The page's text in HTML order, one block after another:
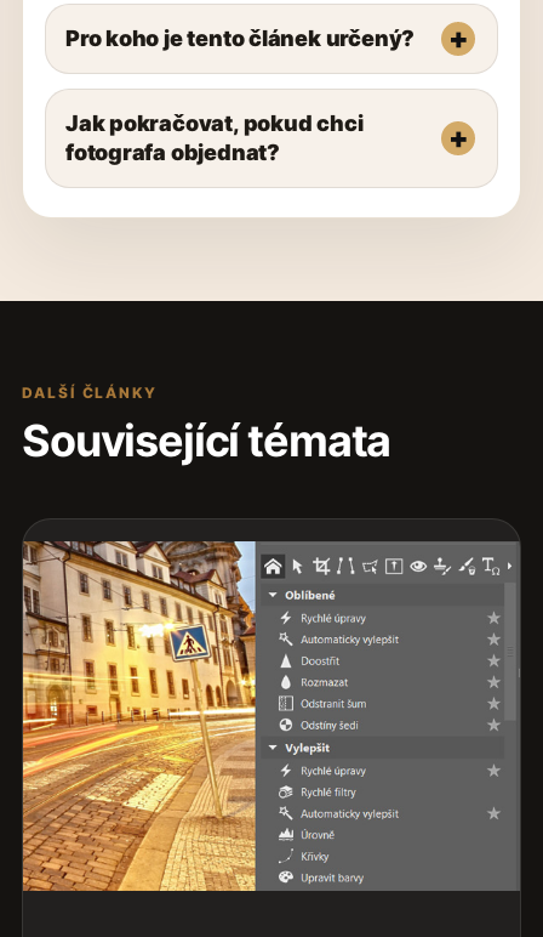
Pro koho je tento článek určený?
Jak pokračovat, pokud chci
fotografa objednat?
DALŠÍ ČLÁNKY
Související témata